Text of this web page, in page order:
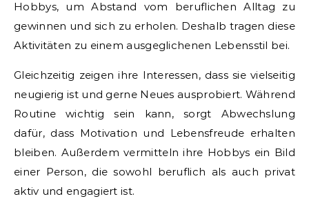
Hobbys, um Abstand vom beruflichen Alltag zu
gewinnen und sich zu erholen. Deshalb tragen diese
Aktivitäten zu einem ausgeglichenen Lebensstil bei.
Gleichzeitig zeigen ihre Interessen, dass sie vielseitig
neugierig ist und gerne Neues ausprobiert. Während
Routine wichtig sein kann, sorgt Abwechslung
dafür, dass Motivation und Lebensfreude erhalten
bleiben. Außerdem vermitteln ihre Hobbys ein Bild
einer Person, die sowohl beruflich als auch privat
aktiv und engagiert ist.